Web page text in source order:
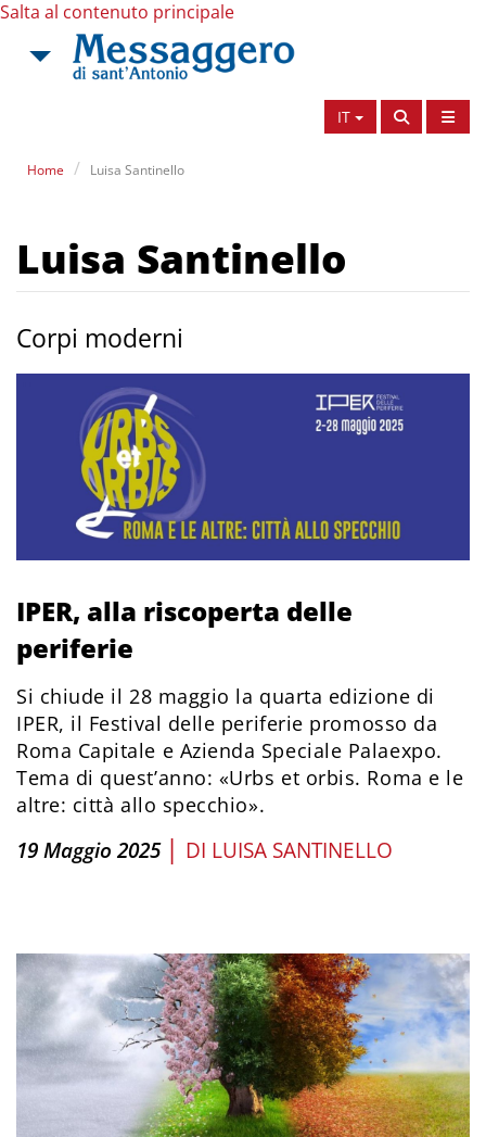
Salta al contenuto principale
IT
Home Luisa Santinello
Luisa Santinello
Corpi moderni
IPER, alla riscoperta delle
periferie
Si chiude il 28 maggio la quarta edizione di
IPER, il Festival delle periferie promosso da
Roma Capitale e Azienda Speciale Palaexpo.
Tema di quest’anno: «Urbs et orbis. Roma e le
altre: città allo specchio».
19 Maggio 2025 | DI LUISA SANTINELLO